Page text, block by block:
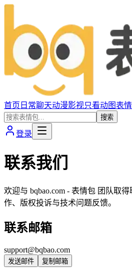
首页 日常聊天动漫影视只看动图表
搜索
登录
联系我们
欢迎与 bqbao.com - 表情包 团队取
作、版权投诉与技术问题反馈。
联系邮箱
support@bqbao.com
发送邮件 复制邮箱